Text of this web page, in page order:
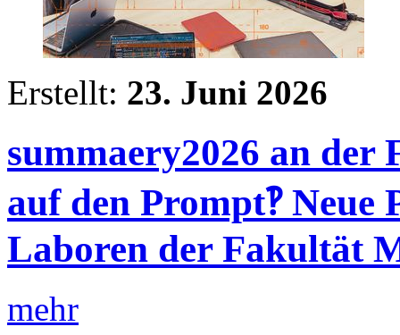
Erstellt: 23. Juni 2026
summaery2026 an
auf den Prompt‽ Neue
Laboren der Fakultät
mehr